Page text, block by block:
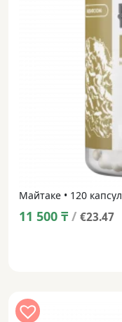
Майтаке • 120 капсул
11 500 ₸ / €23.47